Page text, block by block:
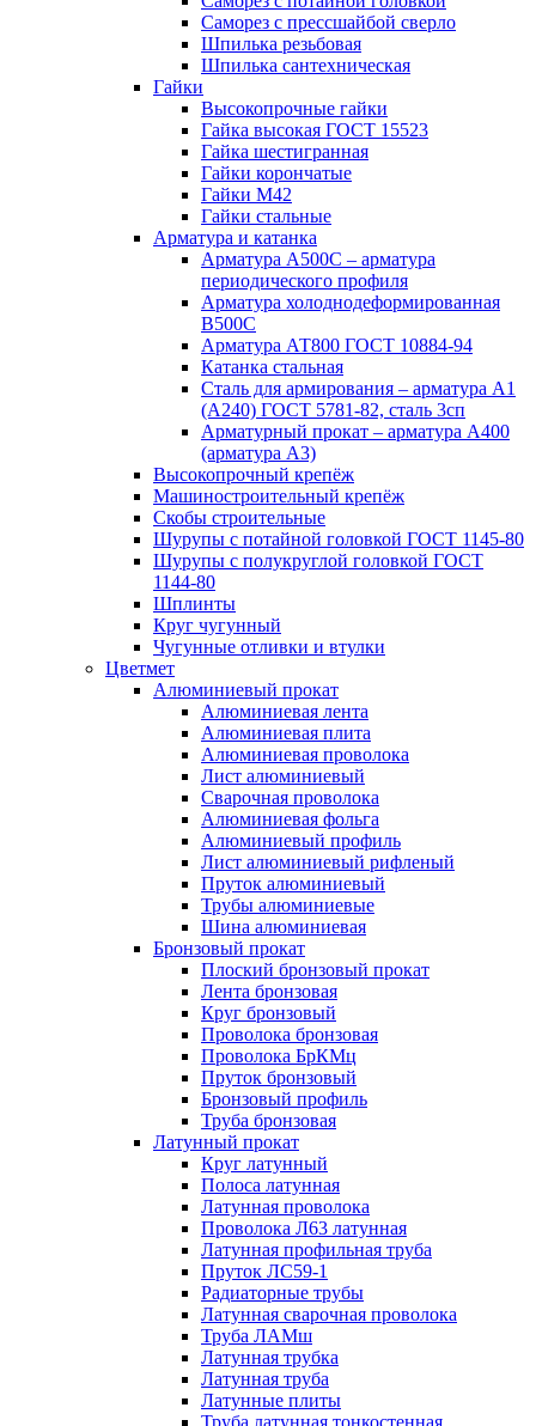
Саморез с прессшайбой сверло
Шпилька резьбовая
Шпилька сантехническая
Гайки
Высокопрочные гайки
Гайка высокая ГОСТ 15523
Гайка шестигранная
Гайки корончатые
Гайки М42
Гайки стальные
Арматура и катанка
Арматура А500С – арматура
периодического профиля
Арматура холоднодеформированная
В500С
Арматура АТ800 ГОСТ 10884-94
Катанка стальная
Сталь для армирования – арматура А1
(А240) ГОСТ 5781-82, сталь 3сп
Арматурный прокат – арматура А400
(арматура А3)
Высокопрочный крепёж
Машиностроительный крепёж
Скобы строительные
Шурупы с потайной головкой ГОСТ 1145-80
Шурупы с полукруглой головкой ГОСТ
1144-80
Шплинты
Круг чугунный
Чугунные отливки и втулки
Цветмет
Алюминиевый прокат
Алюминиевая лента
Алюминиевая плита
Алюминиевая проволока
Лист алюминиевый
Сварочная проволока
Алюминиевая фольга
Алюминиевый профиль
Лист алюминиевый рифленый
Пруток алюминиевый
Трубы алюминиевые
Шина алюминиевая
Бронзовый прокат
Плоский бронзовый прокат
Лента бронзовая
Круг бронзовый
Проволока бронзовая
Проволока БрКМц
Пруток бронзовый
Бронзовый профиль
Труба бронзовая
Латунный прокат
Круг латунный
Полоса латунная
Латунная проволока
Проволока Л63 латунная
Латунная профильная труба
Пруток ЛС59-1
Радиаторные трубы
Латунная сварочная проволока
Труба ЛАМш
Латунная трубка
Латунная труба
Латунные плиты
Труба латунная тонкостенная